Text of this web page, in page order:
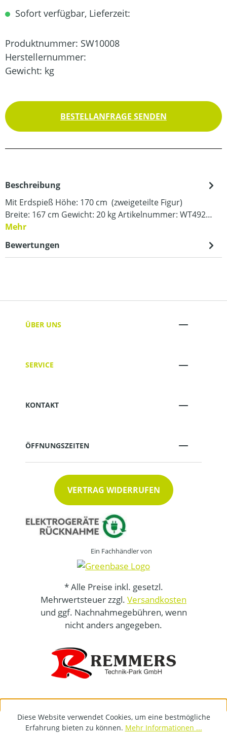
Sofort verfügbar, Lieferzeit:
Produktnummer: SW10008
Herstellernummer:
Gewicht: kg
BESTELLANFRAGE SENDEN
Beschreibung
Mit Erdspieß Höhe: 170 cm (zweigeteilte Figur)
Breite: 167 cm Gewicht: 20 kg Artikelnummer: WT492…
Mehr
Bewertungen
ÜBER UNS
SERVICE
KONTAKT
ÖFFNUNGSZEITEN
VERTRAG WIDERRUFEN
Ein Fachhändler von
* Alle Preise inkl. gesetzl.
Mehrwertsteuer zzgl. Versandkosten
und ggf. Nachnahmegebühren, wenn
nicht anders angegeben.
Diese Website verwendet Cookies, um eine bestmögliche
Erfahrung bieten zu können. Mehr Informationen ...